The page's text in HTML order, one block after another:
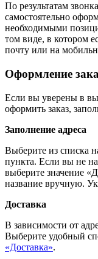
По результатам
самостоятельно
необходимыми
том виде, в котором
почту или на
Оформление
Если вы уверены в
оформить заказ,
Заполнение адреса
Выберите из списка
пункта. Если вы не
выберите значение
название вручную.
Доставка
В зависимости от
Выберите удобный
«Доставка».